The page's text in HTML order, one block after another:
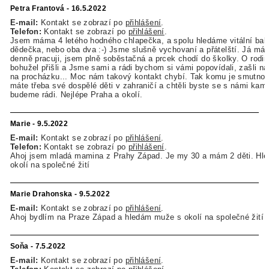
Petra Frantová - 16.5.2022
E-mail: Kontakt se zobrazí po přihlášení
Telefon: Kontakt se zobrazí po přihlášení
Jsem máma 4 letého hodného chlapečka, a spolu hledáme vitální
dědečka, nebo oba dva :-) Jsme slušně vychovaní a přátelští. Já
denně pracuji, jsem plně soběstačná a prcek chodí do školky. O
bohužel přišli a Jsme sami a rádi bychom si vámi popovídali, zašli
na procházku... Moc nám takový kontakt chybí. Tak komu je smutno
máte třeba své dospělé děti v zahraničí a chtěli byste se s námi
budeme rádi. Nejlépe Praha a okolí.
Marie - 9.5.2022
E-mail: Kontakt se zobrazí po přihlášení
Telefon: Kontakt se zobrazí po přihlášení
Ahoj jsem mladá mamina z Prahy Západ. Je my 30 a mám 2 děti.
okolí na společné žití
Marie Drahonska - 9.5.2022
E-mail: Kontakt se zobrazí po přihlášení
Ahoj bydlím na Praze Západ a hledám muže s okolí na společné žití
Soňa - 7.5.2022
E-mail: Kontakt se zobrazí po přihlášení